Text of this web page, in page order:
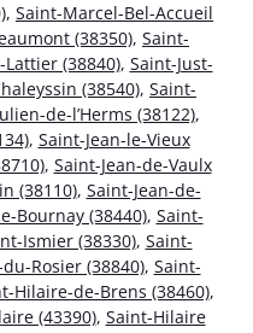
, Saint-Marcel-Bel-Accueil
(38350), Saint-
Lattier (38840), Saint-Just-
(38540), Saint-
de-l’Herms (38122),
, Saint-Jean-le-Vieux
, Saint-Jean-de-Vaulx
(38110), Saint-Jean-de-
Bournay (38440), Saint-
Ismier (38330), Saint-
Rosier (38840), Saint-
Hilaire-de-Brens (38460),
(43390), Saint-Hilaire